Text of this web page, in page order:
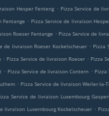
Hesper Fenteng . Pizza Service de
Fentange . Pizza Service de livraison
Roeser Fentange . Pizza Service de
de livraison Roeser Kockelscheuer . Pizza
. Pizza Service de livraison Roeser . Pizza
. Pizza Service de livraison Contern .
. Pizza Service de livraison Weiler-la-
Service de livraison Luxembourg
livraison Luxembourg Kockelscheuer .